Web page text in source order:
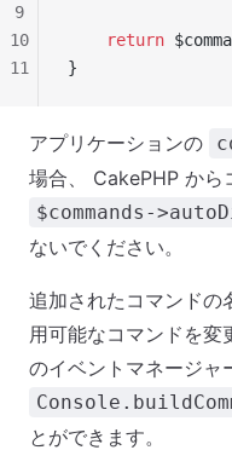
    return
}
9
10
11
アプリケーションの
場合、 CakePHP から
$commands-
ないでください。
追加されたコマンドの
用可能なコマンドを変
のイベントマネージャ
とができます。